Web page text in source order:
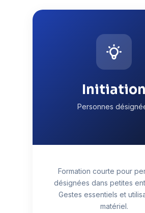
Initiation
Personnes
Formation courte pour
désignées dans petites
Gestes essentiels et
matériel.